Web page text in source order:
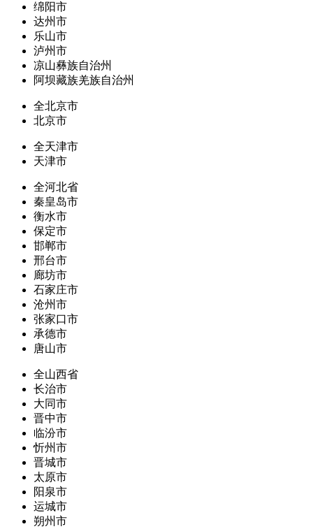
绵阳市
达州市
乐山市
泸州市
凉山彝族自治州
阿坝藏族羌族自治州
全北京市
北京市
全天津市
天津市
全河北省
秦皇岛市
衡水市
保定市
邯郸市
邢台市
廊坊市
石家庄市
沧州市
张家口市
承德市
唐山市
全山西省
长治市
大同市
晋中市
临汾市
忻州市
晋城市
太原市
阳泉市
运城市
朔州市